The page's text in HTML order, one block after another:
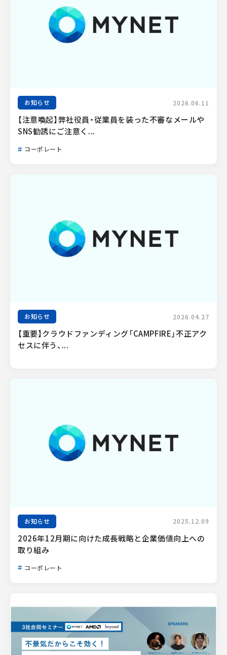
お知らせ 2026.06.11
【注意喚起】弊社役員・従業員を装った不審なメールや
SNS勧誘にご注意く...
コーポレート
お知らせ 2026.04.27
【重要】クラウドファンディング「CAMPFIRE」不正アク
セスに伴う、...
お知らせ 2025.12.09
2026年12月期に向けた成長戦略と企業価値向上への
取り組み
コーポレート